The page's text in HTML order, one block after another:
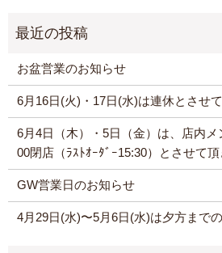
お盆営業のお知らせ
6月16日(火)・17日(水)は連休とさせて
6月4日（木）・5日（金）は、店内メ
00閉店（ﾗｽﾄｵｰﾀﾞｰ15:30）とさせて頂
GW営業日のお知らせ
4月29日(水)〜5月6日(水)は夕方まで